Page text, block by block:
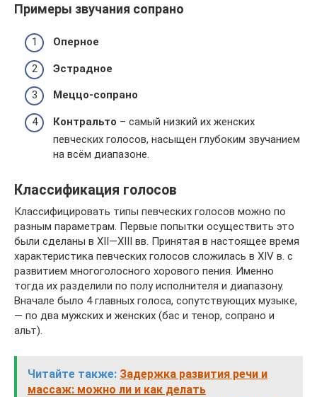
Примеры звучания сопрано
Оперное
Эстрадное
Меццо-сопрано
Контральто – самый низкий их женских
певческих голосов, насыщен глубоким звучанием
на всём диапазоне.
Классификация голосов
Классифицировать типы певческих голосов можно по
разным параметрам. Первые попытки осуществить это
были сделаны в XII—XIII вв. Принятая в настоящее время
характеристика певческих голосов сложилась в XIV в. с
развитием многоголосного хорового пения. Именно
тогда их разделили по полу исполнителя и диапазону.
Вначале было 4 главных голоса, сопутствующих музыке,
— по два мужских и женских (бас и тенор, сопрано и
альт).
Читайте также: Задержка развития речи и
массаж: можно ли и как делать